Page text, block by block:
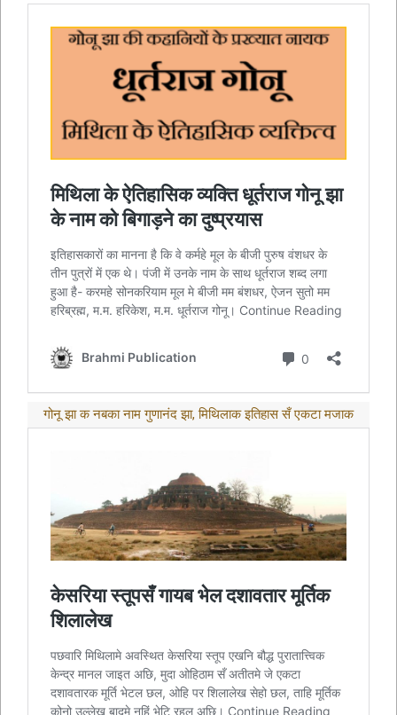
गोनू झा क नबका नाम गुणानंद झा, मिथिलाक इतिहास सँ एकटा मजाक